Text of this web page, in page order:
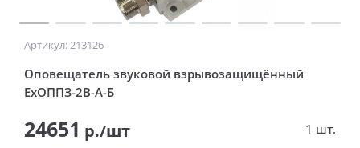
Артикул: 213126
Оповещатель звуковой взрывозащищённый
ExОППЗ-2В-А-Б
24651 р./шт 1 шт.